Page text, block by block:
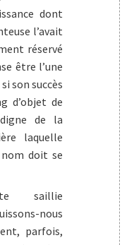
dont
l’avait
réservé
être l’une
son succès
d’objet de
de la
laquelle
doit se
saillie
nous
parfois,